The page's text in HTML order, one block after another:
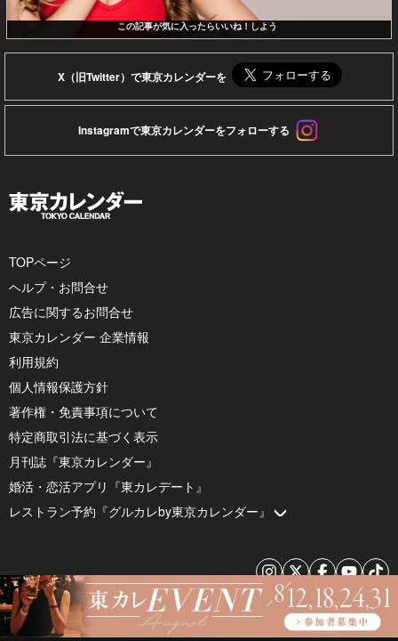
この記事が気に入ったらいいね！しよう
X（旧Twitter）で東京カレンダーを
Instagramで東京カレンダーをフォローする
TOPページ
ヘルプ・お問合せ
広告に関するお問合せ
東京カレンダー 企業情報
利用規約
個人情報保護方針
著作権・免責事項について
特定商取引法に基づく表示
月刊誌『東京カレンダー』
婚活・恋活アプリ『東カレデート』
レストラン予約『グルカレby東京カレンダー』
© 2026 by Tokyo Calendar, Inc.